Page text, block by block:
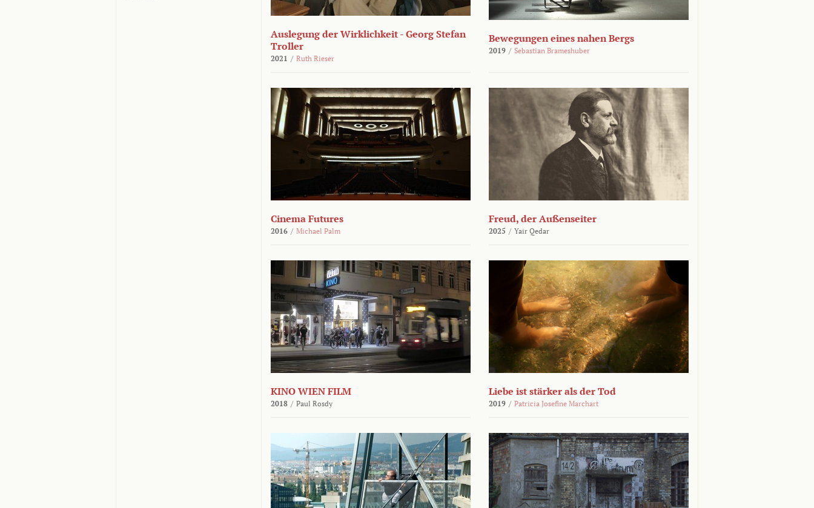
Auslegung der Wirklichkeit - Georg Stefan
Troller
2021 / Ruth Rieser
Bewegungen eines nahen Bergs
2019 / Sebastian Brameshuber
Cinema Futures
2016 / Michael Palm
Freud, der Außenseiter
2025 / Yair Qedar
KINO WIEN FILM
2018 / Paul Rosdy
Liebe ist stärker als der Tod
2019 / Patricia Josefine Marchart